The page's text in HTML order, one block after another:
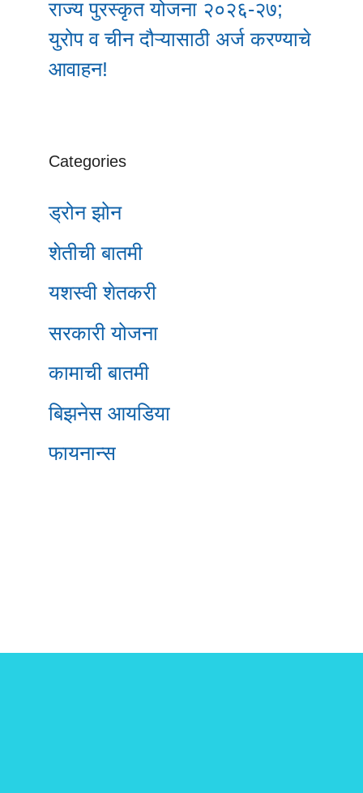
राज्य पुरस्कृत योजना २०२६-२७;
युरोप व चीन दौऱ्यासाठी अर्ज करण्याचे
आवाहन!
Categories
ड्रोन झोन
शेतीची बातमी
यशस्वी शेतकरी
सरकारी योजना
कामाची बातमी
बिझनेस आयडिया
फायनान्स